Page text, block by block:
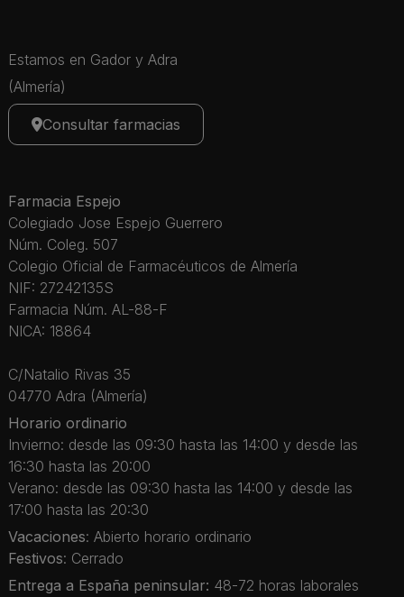
Estamos en Gador y Adra
(Almería)
Consultar farmacias
Farmacia Espejo
Colegiado Jose Espejo Guerrero
Núm. Coleg. 507
Colegio Oficial de Farmacéuticos de Almería
NIF: 27242135S
Farmacia Núm. AL-88-F
NICA: 18864
C/Natalio Rivas 35
04770 Adra (Almería)
Horario ordinario
Invierno: desde las 09:30 hasta las 14:00 y desde las
16:30 hasta las 20:00
Verano: desde las 09:30 hasta las 14:00 y desde las
17:00 hasta las 20:30
Vacaciones: Abierto horario ordinario
Festivos: Cerrado
Entrega a España peninsular: 48-72 horas laborales